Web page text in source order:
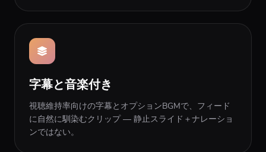
字幕と音楽付き
視聴維持率向けの字幕とオプションBGMで、フィード
に自然に馴染むクリップ — 静止スライド＋ナレーショ
ンではない。